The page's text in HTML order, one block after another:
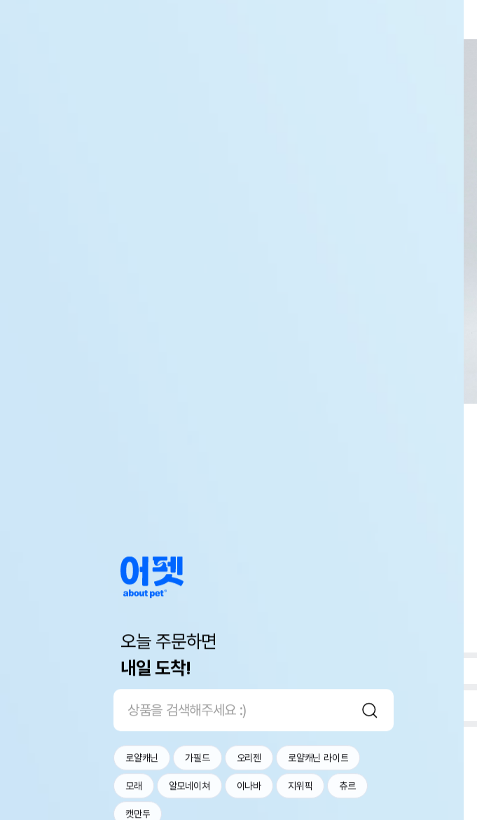
오늘 주문하면
내일 도착!
로얄캐닌 가필드 오리젠 로얄캐닌 라이트
모래 알모네이쳐 이나바 지위픽 츄르
캣만두